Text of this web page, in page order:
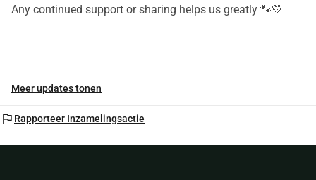
Any continued support or sharing helps us greatly 🐾💛
Meer updates tonen
flag Rapporteer Inzamelingsactie